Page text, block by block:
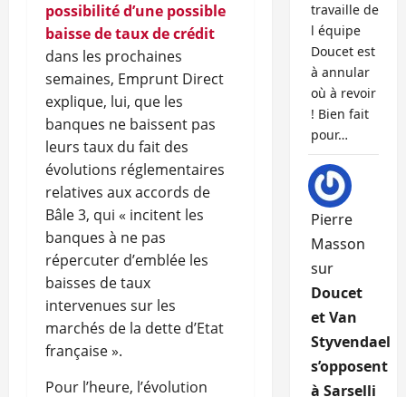
possibilité d’une possible
baisse de taux de crédit
dans les prochaines
semaines, Emprunt Direct
explique, lui, que les
banques ne baissent pas
leurs taux du fait des
évolutions réglementaires
relatives aux accords de
Bâle 3, qui « incitent les
banques à ne pas
répercuter d’emblée les
baisses de taux
intervenues sur les
marchés de la dette d’Etat
française ».
Pour l’heure, l’évolution
travaille de
l équipe
Doucet est
à annular
où à revoir
! Bien fait
pour…
Pierre
Masson
sur
Doucet
et Van
Styvendael
s’opposent
à Sarselli